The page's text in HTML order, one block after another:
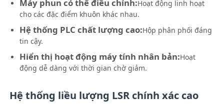
Máy phun có thể điều chỉnh:Hoạt động linh hoạt
cho các đặc điểm khuôn khác nhau.
Hệ thống PLC chất lượng cao:Hộp phân phối đáng
tin cậy.
Hiển thị hoạt động máy tính nhân bản:Hoạt
động dễ dàng với thời gian chờ giảm.
Hệ thống liều lượng LSR chính xác cao